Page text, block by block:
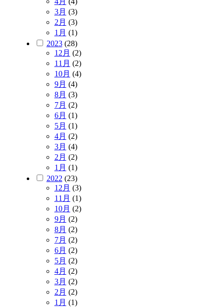
3月 (3)
2月 (3)
1月 (1)
2023(28)
12月 (2)
11月 (2)
10月 (4)
9月 (4)
8月 (3)
7月 (2)
6月 (1)
5月 (1)
4月 (2)
3月 (4)
2月 (2)
1月 (1)
2022 (23)
12月 (3)
11月 (1)
10月 (2)
9月 (2)
8月 (2)
7月 (2)
6月 (2)
5月 (2)
4月 (2)
3月 (2)
2月 (2)
1月 (1)